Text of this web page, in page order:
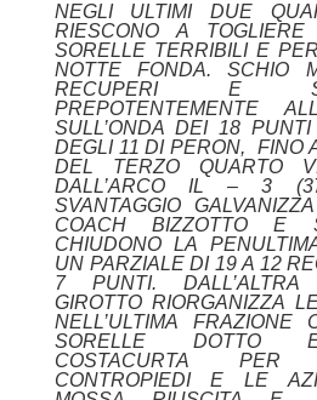
NEGLI ULTIMI DUE
RIESCONO A
SORELLE TERRIBILI E
NOTTE FONDA. SCHIO
RECUPERI E
PREPOTENTEMENTE
SULL’ONDA DEI 18
DEGLI 11 DI PERON, FINO
DEL TERZO QUARTO
DALL’ARCO IL – 3
SVANTAGGIO
COACH BIZZOTTO E
CHIUDONO LA
UN PARZIALE DI 19 A 12
7 PUNTI.
GIROTTO RIORGANIZZA
NELL’ULTIMA FRAZIONE
SORELLE DOTTO
COSTACURTA
CONTROPIEDI E LE